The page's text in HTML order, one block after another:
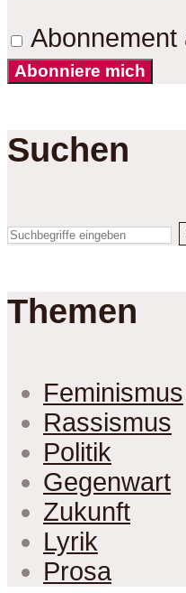
Abonnement
Abonniere mich
Suchen
Themen
Feminismus
Rassismus
Politik
Gegenwart
Zukunft
Lyrik
Prosa